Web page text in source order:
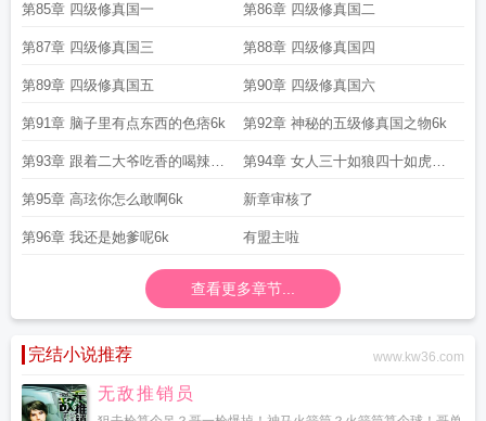
三 四
第85章 四级修真国一 第86章 四级修真国二
第87章 四级修真国三 第88章 四级修真国四
第89章 四级修真国五 第90章 四级修真国六
第91章 脑子里有点东西的色痞6k 第92章 神秘的五级修真国之物6k
第93章 跟着二大爷吃香的喝辣的
6k
第94章 女人三十如狼四十如虎啊
6k
第95章 高玹你怎么敢啊6k 新章审核了
第96章 我还是她爹呢6k 有盟主啦
查看更多章节...
完结小说推荐 www.kw36.com
无敌推销员